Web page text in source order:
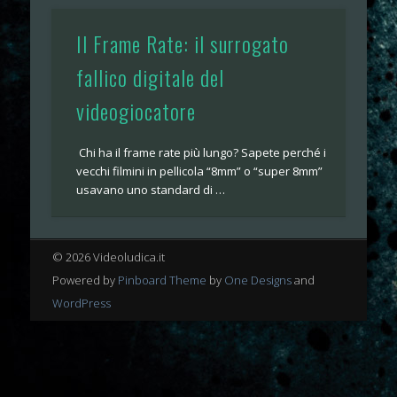
Il Frame Rate: il surrogato
fallico digitale del
videogiocatore
Chi ha il frame rate più lungo? Sapete perché i
vecchi filmini in pellicola “8mm” o “super 8mm”
usavano uno standard di …
© 2026 Videoludica.it
Powered by Pinboard Theme by One Designsand
WordPress